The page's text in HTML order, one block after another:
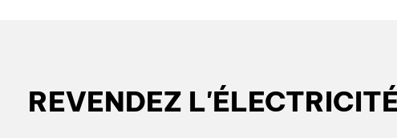
REVENDEZ